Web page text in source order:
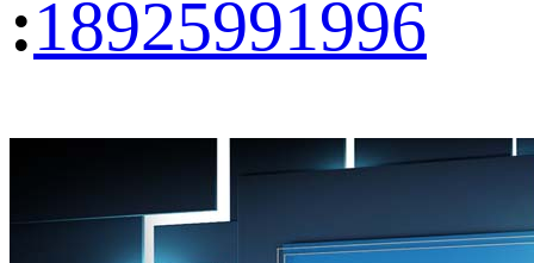
:18925991996